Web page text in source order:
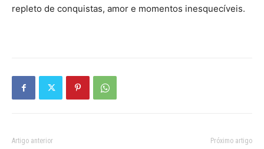
repleto de conquistas, amor e momentos inesquecíveis.
Artigo anterior Próximo artigo